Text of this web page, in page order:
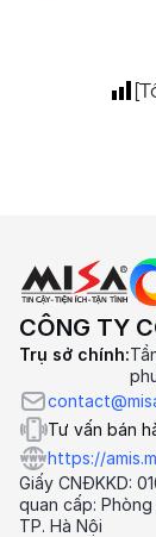
CÔNG TY
Trụ sở chính:
Tư vấn bán
https://
Giấy CNĐKKD:
quan cấp:
TP. Hà Nội